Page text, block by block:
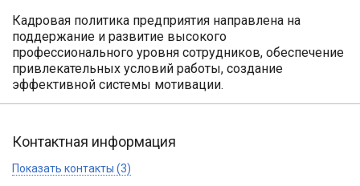
Кадровая политика предприятия направлена на
поддержание и развитие высокого
профессионального уровня сотрудников, обеспечение
привлекательных условий работы, создание
эффективной системы мотивации.
Контактная информация
Показать контакты (3)